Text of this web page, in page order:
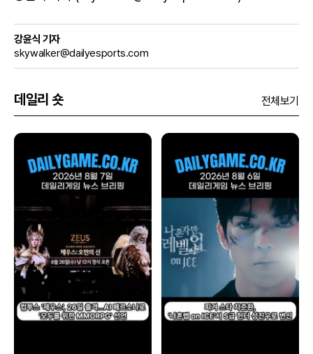
강윤식 기자
skywalker@dailyesports.com
데일리 숏 전체보기